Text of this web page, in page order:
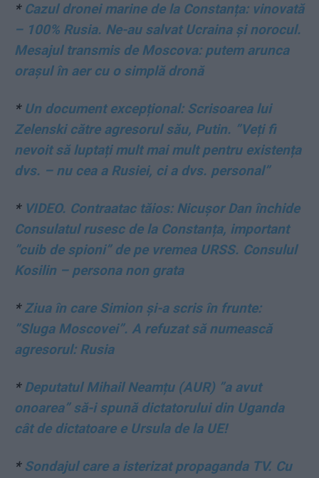
* Cazul dronei marine de la Constanța: vinovată
– 100% Rusia. Ne-au salvat Ucraina și norocul.
Mesajul transmis de Moscova: putem arunca
orașul în aer cu o simplă dronă
* Un document excepțional: Scrisoarea lui
Zelenski către agresorul său, Putin. ”Veți fi
nevoit să luptați mult mai mult pentru existența
dvs. – nu cea a Rusiei, ci a dvs. personal”
* VIDEO. Contraatac tăios: Nicușor Dan închide
Consulatul rusesc de la Constanța, important
”cuib de spioni” de pe vremea URSS. Consulul
Kosilin – persona non grata
*Ziua în care Simion și-a scris în frunte:
”Sluga Moscovei”. A refuzat să numească
agresorul: Rusia
*Deputatul Mihail Neamțu (AUR) ”a avut
onoarea” să-i spună dictatorului din Uganda
cât de dictatoare e Ursula de la UE!
* Sondajul care a isterizat propaganda TV. Cu